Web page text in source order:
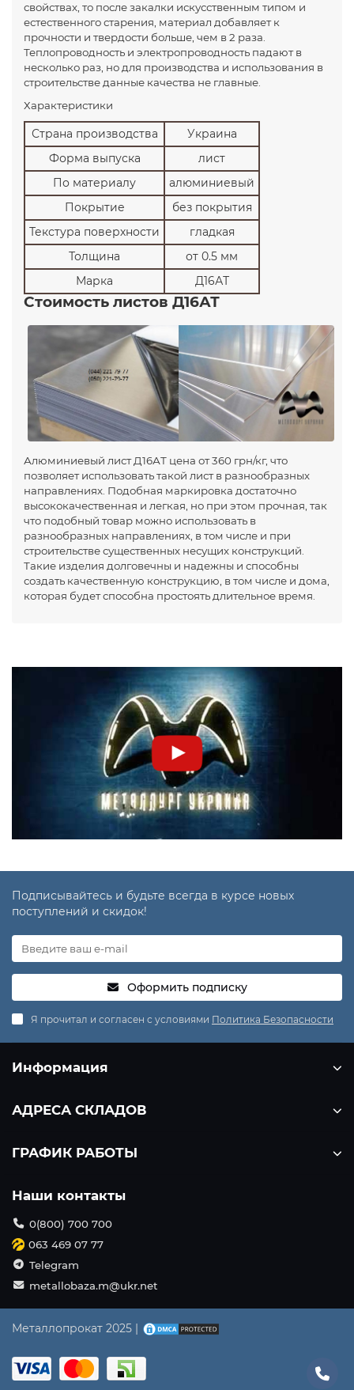
свойствах, то после закалки искусственным типом и
естественного старения, материал добавляет к
прочности и твердости больше, чем в 2 раза.
Теплопроводность и электропроводность падают в
несколько раз, но для производства и использования в
строительстве данные качества не главные.
Характеристики
Страна производства
Украина
Форма выпуска
лист
По материалу
алюминиевый
Покрытие
без покрытия
Текстура поверхности
гладкая
Толщина
от 0.5 мм
Марка
Д16АТ
Стоимость листов Д16АТ
Алюминиевый лист Д16АТ цена от 360 грн/кг, что
позволяет использовать такой лист в разнообразных
направлениях. Подобная маркировка достаточно
высококачественная и легкая, но при этом прочная, так
что подобный товар можно использовать в
разнообразных направлениях, в том числе и при
строительстве существенных несущих конструкций.
Такие изделия долговечны и надежны и способны
создать качественную конструкцию, в том числе и дома,
которая будет способна простоять длительное время.
Подписывайтесь и будьте всегда в курсе новых
поступлений и скидок!
Оформить подписку
Я прочитал и согласен с условиями Политика Безопасности
Информация
АДРЕСА СКЛАДОВ
ГРАФИК РАБОТЫ
Наши контакты
0(800) 700 700
063 469 07 77
Telegram
metallobaza.m@ukr.net
Металлопрокат 2025 |